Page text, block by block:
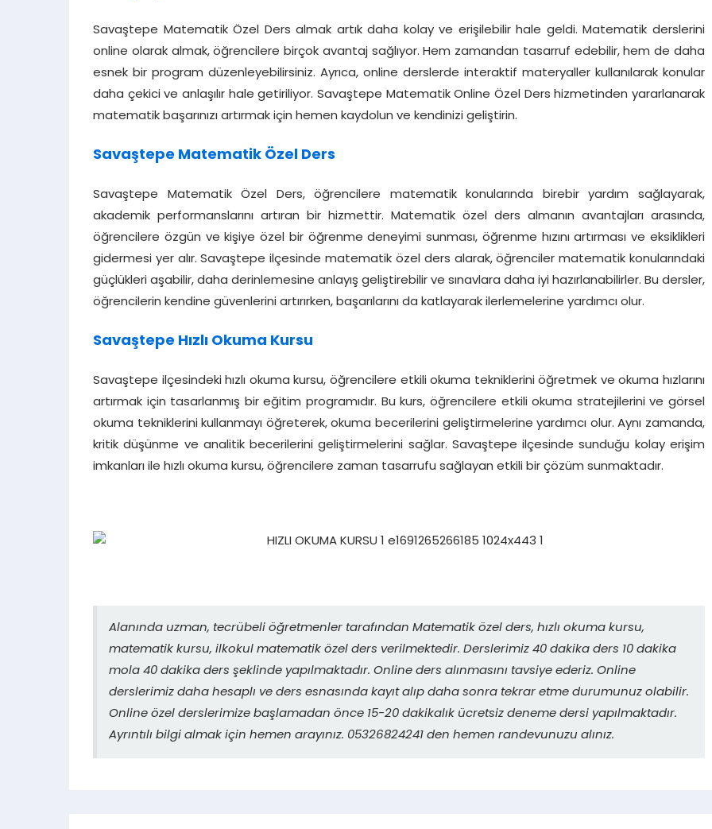
Savaştepe Matematik Özel Ders almak artık daha kolay ve erişilebilir hale geldi. Matematik derslerini
online olarak almak, öğrencilere birçok avantaj sağlıyor. Hem zamandan tasarruf edebilir, hem de daha
esnek bir program düzenleyebilirsiniz. Ayrıca, online derslerde interaktif materyaller kullanılarak konular
daha çekici ve anlaşılır hale getiriliyor. Savaştepe Matematik Online Özel Ders hizmetinden yararlanarak
matematik başarınızı artırmak için hemen kaydolun ve kendinizi geliştirin.
Savaştepe Matematik Özel Ders
Savaştepe Matematik Özel Ders, öğrencilere matematik konularında birebir yardım sağlayarak,
akademik performanslarını artıran bir hizmettir. Matematik özel ders almanın avantajları arasında,
öğrencilere özgün ve kişiye özel bir öğrenme deneyimi sunması, öğrenme hızını artırması ve eksiklikleri
gidermesi yer alır. Savaştepe ilçesinde matematik özel ders alarak, öğrenciler matematik konularındaki
güçlükleri aşabilir, daha derinlemesine anlayış geliştirebilir ve sınavlara daha iyi hazırlanabilirler. Bu dersler,
öğrencilerin kendine güvenlerini artırırken, başarılarını da katlayarak ilerlemelerine yardımcı olur.
Savaştepe Hızlı Okuma Kursu
Savaştepe ilçesindeki hızlı okuma kursu, öğrencilere etkili okuma tekniklerini öğretmek ve okuma hızlarını
artırmak için tasarlanmış bir eğitim programıdır. Bu kurs, öğrencilere etkili okuma stratejilerini ve görsel
okuma tekniklerini kullanmayı öğreterek, okuma becerilerini geliştirmelerine yardımcı olur. Aynı zamanda,
kritik düşünme ve analitik becerilerini geliştirmelerini sağlar. Savaştepe ilçesinde sunduğu kolay erişim
imkanları ile hızlı okuma kursu, öğrencilere zaman tasarrufu sağlayan etkili bir çözüm sunmaktadır.
Alanında uzman, tecrübeli öğretmenler tarafından Matematik özel ders, hızlı okuma kursu,
matematik kursu, ilkokul matematik özel ders verilmektedir. Derslerimiz 40 dakika ders 10 dakika
mola 40 dakika ders şeklinde yapılmaktadır. Online ders alınmasını tavsiye ederiz. Online
derslerimiz daha hesaplı ve ders esnasında kayıt alıp daha sonra tekrar etme durumunuz olabilir.
Online özel derslerimize başlamadan önce 15-20 dakikalık ücretsiz deneme dersi yapılmaktadır.
Ayrıntılı bilgi almak için hemen arayınız. 05326824241 den hemen randevunuzu alınız.